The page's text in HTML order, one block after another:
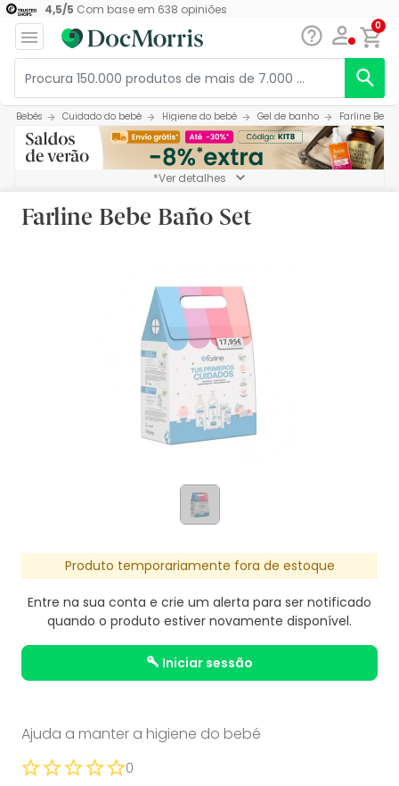
4,5/5 Com base em 638 opiniões
0
Bebés Cuidado do bebé Higiene do bebé Gel de banho Farline Bebe
*Ver detalhes
Farline Bebe Baño Set
Produto temporariamente fora de estoque
Entre na sua conta e crie um alerta para ser notificado
quando o produto estiver novamente disponível.
iniciar sessão
Ajuda a manter a higiene do bebé
0